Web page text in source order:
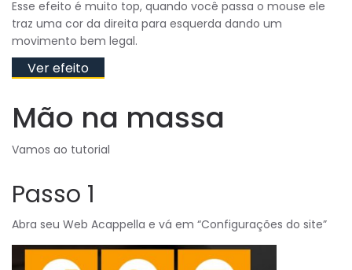
Esse efeito é muito top, quando você passa o mouse ele
traz uma cor da direita para esquerda dando um
movimento bem legal.
Ver efeito
Mão na massa
Vamos ao tutorial
Passo 1
Abra seu Web Acappella e vá em “Configurações do site”